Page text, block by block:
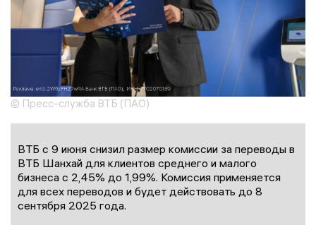
© Пресс-служба ВТБ (ПАО)
ВТБ с 9 июня снизил размер комиссии за переводы в
ВТБ Шанхай для клиентов среднего и малого
бизнеса с 2,45% до 1,99%. Комиссия применяется
для всех переводов и будет действовать до 8
сентября 2025 года.